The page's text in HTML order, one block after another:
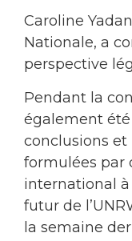
Caroline
Nationale, a
perspective
Pendant la
également
conclusions
formulées par
international
futur de
la semaine